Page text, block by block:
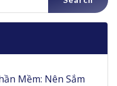
Mềm: Nên Sắm